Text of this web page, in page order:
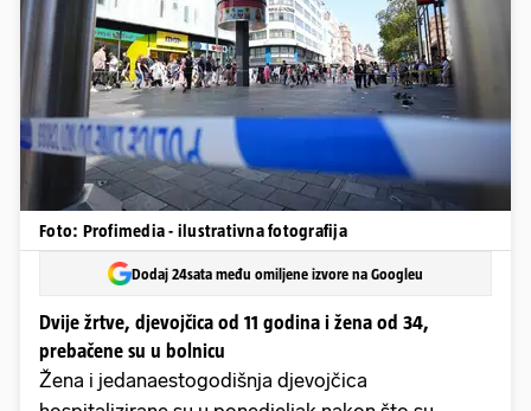
Foto: Profimedia - ilustrativna fotografija
Dodaj 24sata među omiljene izvore na Googleu
Dvije žrtve, djevojčica od 11 godina i žena od 34,
prebačene su u bolnicu
Žena i jedanaestogodišnja djevojčica